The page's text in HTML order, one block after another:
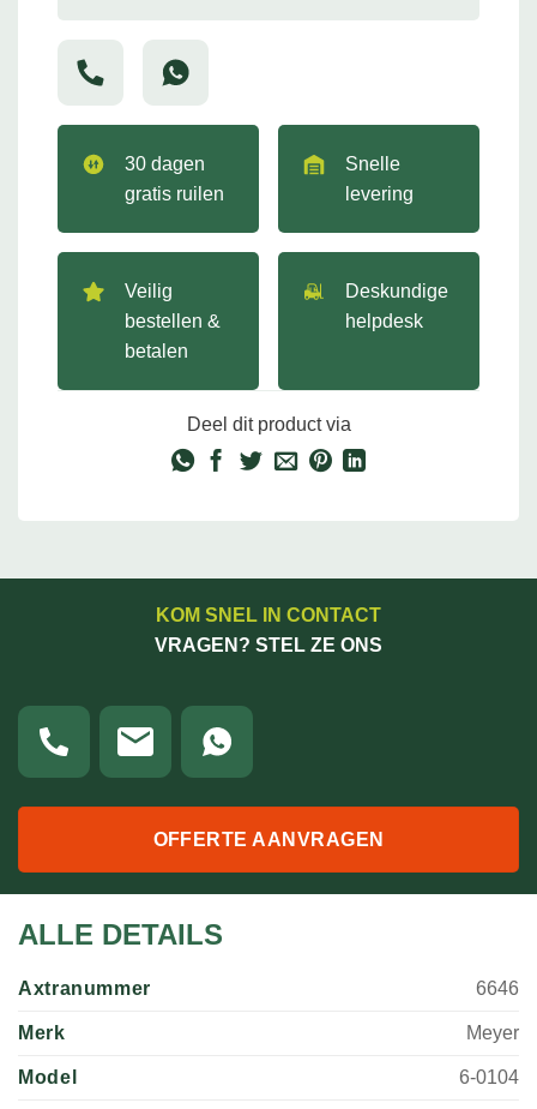
30 dagen
gratis ruilen
Snelle
levering
Veilig
bestellen &
betalen
Deskundige
helpdesk
Deel dit product via
KOM SNEL IN CONTACT
VRAGEN? STEL ZE ONS
OFFERTE AANVRAGEN
ALLE DETAILS
Axtranummer 6646
Merk Meyer
Model 6-0104